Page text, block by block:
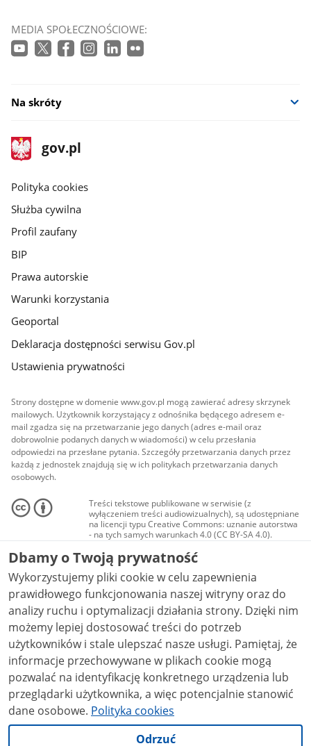
MEDIA SPOŁECZNOŚCIOWE:
Na skróty
stopka
gov.pl
Strona
gov.pl
gov.pl
Polityka cookies
Służba cywilna
Profil zaufany
BIP
Prawa autorskie
Warunki korzystania
Geoportal
Deklaracja dostępności serwisu Gov.pl
Ustawienia prywatności
Strony dostępne w domenie www.gov.pl mogą zawierać adresy skrzynek
mailowych. Użytkownik korzystający z odnośnika będącego adresem e-
mail zgadza się na przetwarzanie jego danych (adres e-mail oraz
dobrowolnie podanych danych w wiadomości) w celu przesłania
odpowiedzi na przesłane pytania. Szczegóły przetwarzania danych przez
każdą z jednostek znajdują się w ich politykach przetwarzania danych
osobowych.
Treści tekstowe publikowane w serwisie (z
wyłączeniem treści audiowizualnych), są udostępniane
na licencji typu Creative Commons: uznanie autorstwa
- na tych samych warunkach 4.0 (CC BY-SA 4.0).
Materiały audiowizualne, w tym zdjęcia, materiały
audio i wideo, są udostępniane na licencji typu
Creative Commons: uznanie autorstwa użycie
niekomercyjne - bez utworów zależnych 4.0 (CC BY-
NC-ND 4.0), o ile nie jest to stwierdzone inaczej.
Dbamy o Twoją prywatność
Wykorzystujemy pliki cookie w celu zapewnienia
prawidłowego funkcjonowania naszej witryny oraz do
analizy ruchu i optymalizacji działania strony. Dzięki nim
możemy lepiej dostosować treści do potrzeb
użytkowników i stale ulepszać nasze usługi. Pamiętaj, że
informacje przechowywane w plikach cookie mogą
pozwalać na identyfikację konkretnego urządzenia lub
przeglądarki użytkownika, a więc potencjalnie stanowić
dane osobowe. Polityka cookies
Odrzuć